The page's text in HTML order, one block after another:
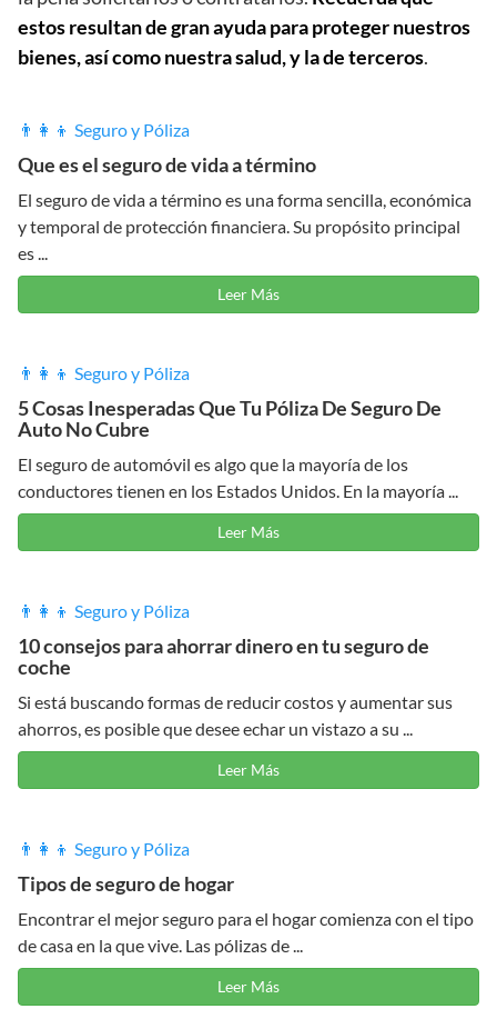
estos resultan de gran ayuda para proteger nuestros
bienes, así como nuestra salud, y la de terceros.
👨‍👩‍👦 Seguro y Póliza
Que es el seguro de vida a término
El seguro de vida a término es una forma sencilla, económica
y temporal de protección financiera. Su propósito principal
es ...
Leer Más
👨‍👩‍👦 Seguro y Póliza
5 Cosas Inesperadas Que Tu Póliza De Seguro De
Auto No Cubre
El seguro de automóvil es algo que la mayoría de los
conductores tienen en los Estados Unidos. En la mayoría ...
Leer Más
👨‍👩‍👦 Seguro y Póliza
10 consejos para ahorrar dinero en tu seguro de
coche
Si está buscando formas de reducir costos y aumentar sus
ahorros, es posible que desee echar un vistazo a su ...
Leer Más
👨‍👩‍👦 Seguro y Póliza
Tipos de seguro de hogar
Encontrar el mejor seguro para el hogar comienza con el tipo
de casa en la que vive. Las pólizas de ...
Leer Más